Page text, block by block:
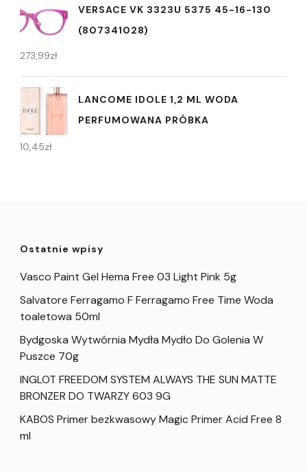
VERSACE VK 3323U 5375 45-16-130
(807341028)
273,99zł
LANCOME IDOLE 1,2 ML WODA
PERFUMOWANA PRÓBKA
10,45zł
Ostatnie wpisy
Vasco Paint Gel Hema Free 03 Light Pink 5g
Salvatore Ferragamo F Ferragamo Free Time Woda
toaletowa 50ml
Bydgoska Wytwórnia Mydła Mydło Do Golenia W
Puszce 70g
INGLOT FREEDOM SYSTEM ALWAYS THE SUN MATTE
BRONZER DO TWARZY 603 9G
KABOS Primer bezkwasowy Magic Primer Acid Free 8
ml